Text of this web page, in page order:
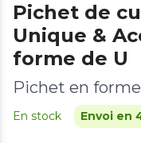
Pichet de
Unique &
forme de U
Pichet en
En stock Envoi en